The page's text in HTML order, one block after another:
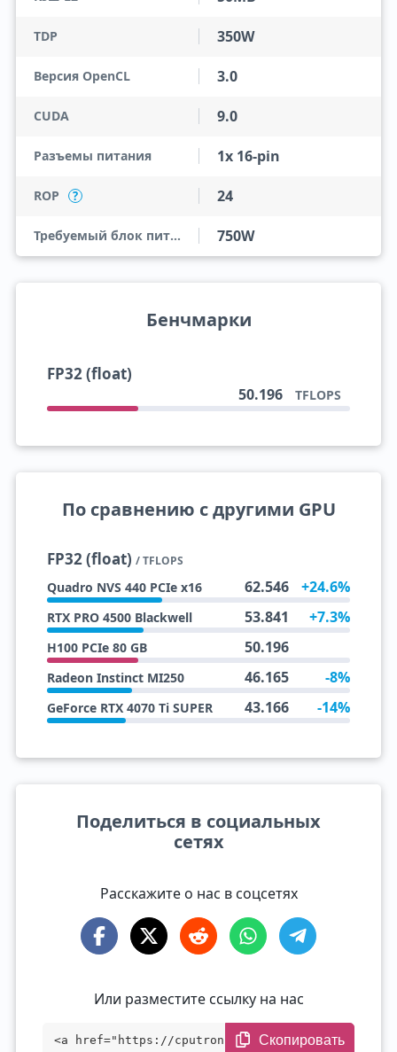
TDP 350W
Версия OpenCL 3.0
CUDA 9.0
Разъемы питания 1x 16-pin
ROP ? 24
Требуемый блок питания 750W
Бенчмарки
FP32 (float)
50.196 TFLOPS
По сравнению с другими GPU
FP32 (float) / TFLOPS
Quadro NVS 440 PCIe x16 62.546 +24.6%
RTX PRO 4500 Blackwell 53.841 +7.3%
H100 PCIe 80 GB 50.196
Radeon Instinct MI250 46.165 -8%
GeForce RTX 4070 Ti SUPER 43.166 -14%
Поделиться в социальных
сетях
Расскажите о нас в соцсетях
Или разместите ссылку на нас
<a href="https://cputronic.com/ru/gpu/nv
Скопировать